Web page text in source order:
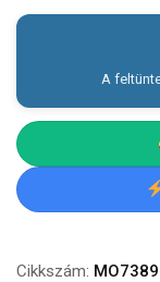
A
Cikkszám: